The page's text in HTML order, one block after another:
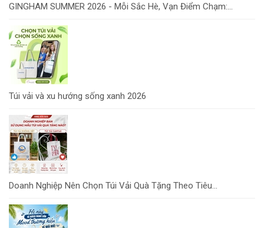
GINGHAM SUMMER 2026 - Mỗi Sắc Hè, Vạn Điểm Chạm:...
Túi vải và xu hướng sống xanh 2026
Doanh Nghiệp Nên Chọn Túi Vải Quà Tặng Theo Tiêu...